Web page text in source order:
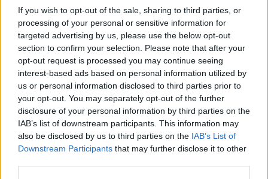
If you wish to opt-out of the sale, sharing to third parties, or
processing of your personal or sensitive information for
targeted advertising by us, please use the below opt-out
section to confirm your selection. Please note that after your
opt-out request is processed you may continue seeing
interest-based ads based on personal information utilized by
us or personal information disclosed to third parties prior to
your opt-out. You may separately opt-out of the further
disclosure of your personal information by third parties on the
IAB’s list of downstream participants. This information may
also be disclosed by us to third parties on the IAB’s List of
Downstream Participants that may further disclose it to other
Giulio Regeni
​Il rosario
Paolo Rossi
Maradona
Cronaca
​Ancora Covid
​Biden!
In memoria
​Ancora Francesco
Rieccoci
Tenet
Francesco
Suarez